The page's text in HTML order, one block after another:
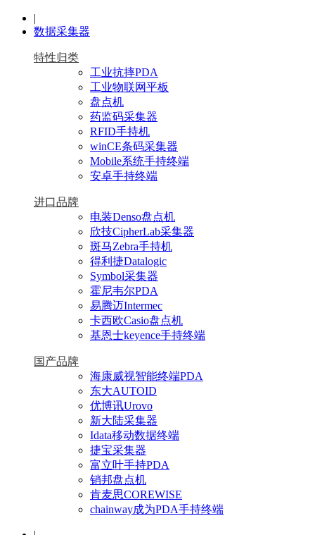
|
数据采集器
特性归类
工业抗摔PDA
工业物联网平板
盘点机
药监码采集器
RFID手持机
winCE条码采集器
Mobile系统手持终端
安卓手持终端
进口品牌
电装Denso盘点机
欣技CipherLab采集器
斑马Zebra手持机
得利捷Datalogic
Symbol采集器
霍尼韦尔PDA
易腾迈Intermec
卡西欧Casio盘点机
基恩士keyence手持终端
国产品牌
海康威视智能终端PDA
东大AUTOID
优博讯Urovo
新大陆采集器
Idata移动数据终端
捷宝采集器
富立叶手持PDA
销邦盘点机
肯麦思COREWISE
chainway成为PDA手持终端